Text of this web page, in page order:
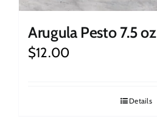
Arugula Pesto 7.5 oz
$12.00
Details